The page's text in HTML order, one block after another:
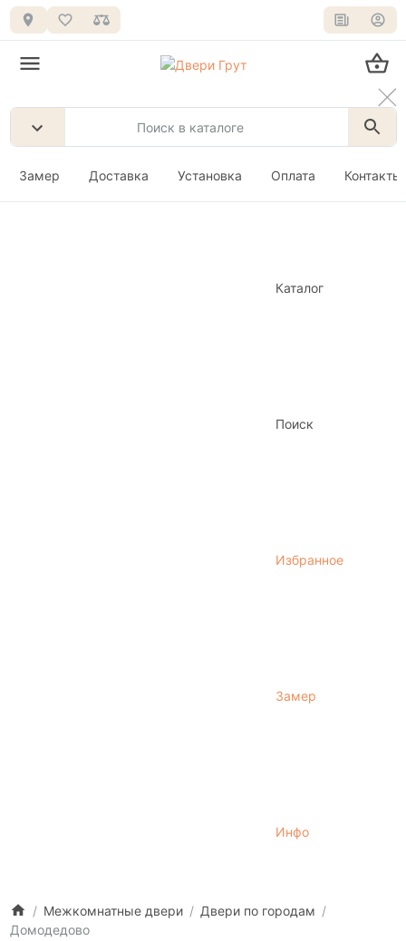
Замер Доставка Установка Оплата Контакты
Каталог
Поиск
Избранное
Замер
Инфо
Межкомнатные двери
Двери по городам
Домодедово